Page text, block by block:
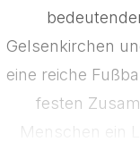
Gelsenkirchen
eine reiche
festen
Menschen ein